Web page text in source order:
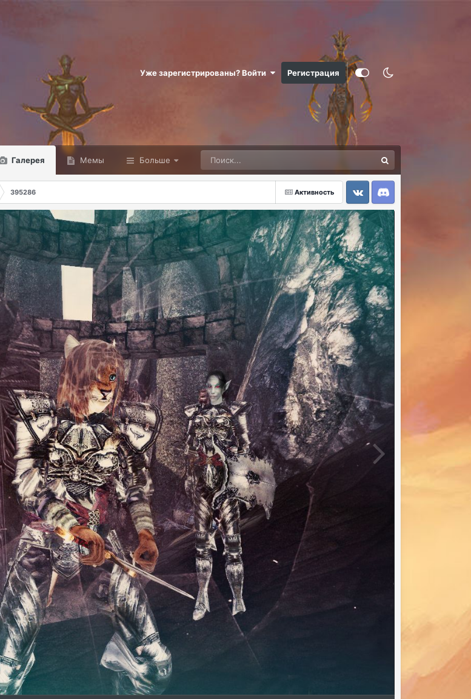
Уже зарегистрированы? Войти Регистрация
Галерея Мемы Больше
Активность
395286
VK
Discord